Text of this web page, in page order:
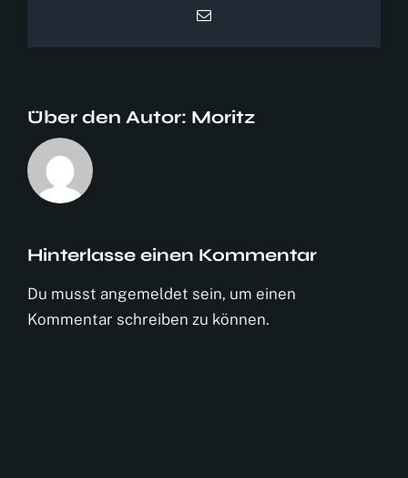
E-
Über den Autor: Moritz
Hinterlasse einen Kommentar
Du musst angemeldet sein, um einen
Kommentar schreiben zu können.